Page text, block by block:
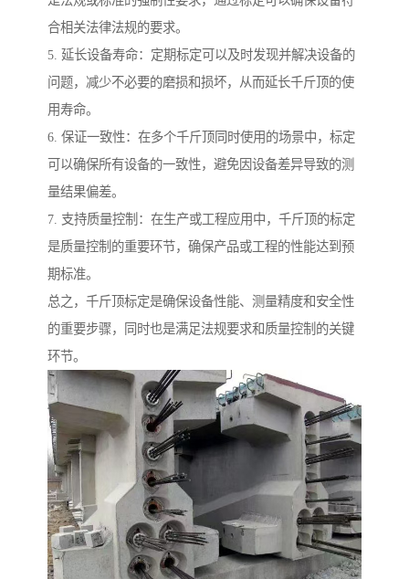
合相关法律法规的要求。
5. 延长设备寿命：定期标定可以及时发现并解决设备的
问题，减少不必要的磨损和损坏，从而延长千斤顶的使
用寿命。
6. 保证一致性：在多个千斤顶同时使用的场景中，标定
可以确保所有设备的一致性，避免因设备差异导致的测
量结果偏差。
7. 支持质量控制：在生产或工程应用中，千斤顶的标定
是质量控制的重要环节，确保产品或工程的性能达到预
期标准。
总之，千斤顶标定是确保设备性能、测量精度和安全性
的重要步骤，同时也是满足法规要求和质量控制的关键
环节。